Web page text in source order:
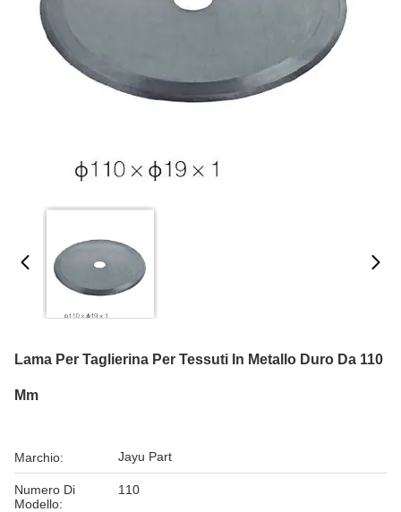
Lama Per Taglierina Per Tessuti In Metallo Duro Da 110
Mm
Marchio: Jayu Part
Numero Di
Modello:
110